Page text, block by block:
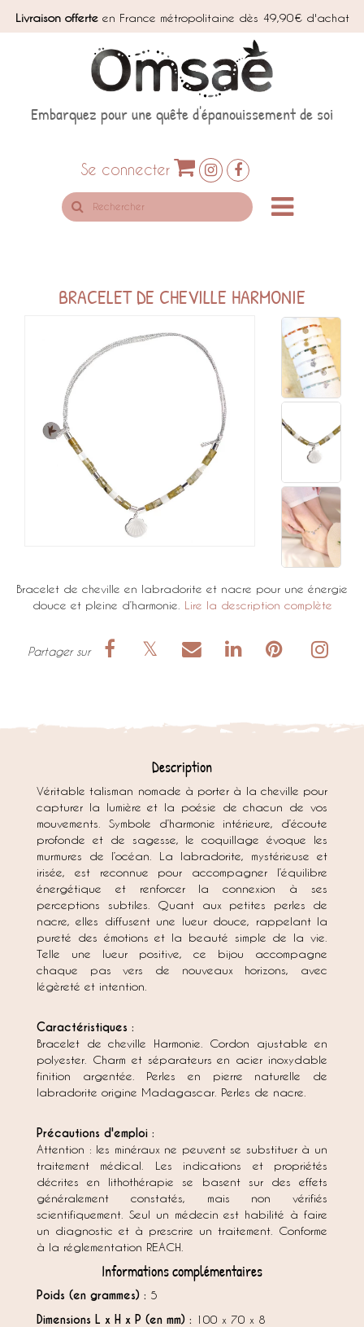
Livraison offerteen France métropolitaine dès 49,90€ d'achat
Embarquez pour une quête d'épanouissement de soi
Se connecter
BRACELET DE CHEVILLE HARMONIE
Bracelet de cheville en labradorite et nacre pour une énergie
douce et pleine d’harmonie. Lire la description complète
Description
Véritable talisman nomade à porter à la cheville pour
capturer la lumière et la poésie de chacun de vos
mouvements. Symbole d’harmonie intérieure, d’écoute
profonde et de sagesse, le coquillage évoque les
murmures de l’océan. La labradorite, mystérieuse et
irisée, est reconnue pour accompagner l’équilibre
énergétique et renforcer la connexion à ses
perceptions subtiles. Quant aux petites perles de
nacre, elles diffusent une lueur douce, rappelant la
pureté des émotions et la beauté simple de la vie.
Telle une lueur positive, ce bijou accompagne
chaque pas vers de nouveaux horizons, avec
légèreté et intention.
Caractéristiques :
Bracelet de cheville Harmonie. Cordon ajustable en
polyester. Charm et séparateurs en acier inoxydable
finition argentée. Perles en pierre naturelle de
labradorite origine Madagascar. Perles de nacre.
Précautions d'emploi :
Attention : les minéraux ne peuvent se substituer à un
traitement médical. Les indications et propriétés
décrites en lithothérapie se basent sur des effets
généralement constatés, mais non vérifiés
scientifiquement. Seul un médecin est habilité à faire
un diagnostic et à prescrire un traitement. Conforme
à la réglementation REACH.
Informations complémentaires
Poids (en grammes) : 5
Dimensions L x H x P (en mm) : 100 x 70 x 8